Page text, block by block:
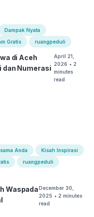
Dampak Nyata
Gratis ruangpeduli
di Aceh
dan Numerasi
April 21,
2026 • 2
minutes
read
Anda
Kisah Inspirasi
ruangpeduli
WaspadaDecember 30,
2025 • 2 minutes
read